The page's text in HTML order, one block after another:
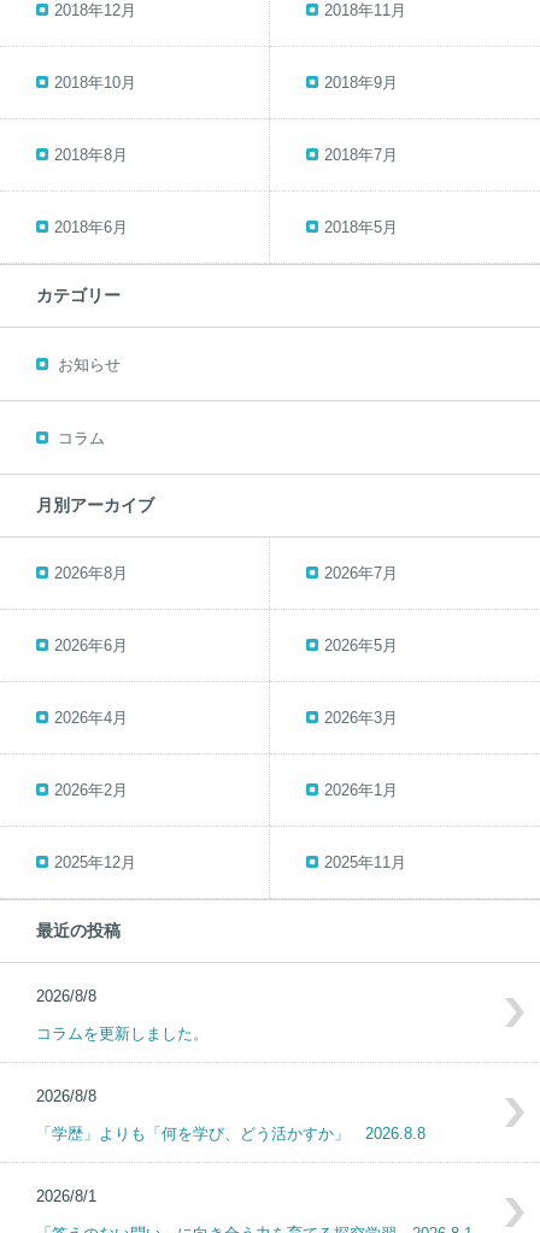
2018年12月 2018年11月
2018年10月 2018年9月
2018年8月 2018年7月
2018年6月 2018年5月
カテゴリー
お知らせ
コラム
月別アーカイブ
2026年8月 2026年7月
2026年6月 2026年5月
2026年4月 2026年3月
2026年2月 2026年1月
2025年12月 2025年11月
最近の投稿
2026/8/8
コラムを更新しました。
2026/8/8
「学歴」よりも「何を学び、どう活かすか」 2026.8.8
2026/8/1